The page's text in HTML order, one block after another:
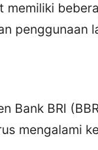
memiliki
penggunaan
Bank BRI
mengalami